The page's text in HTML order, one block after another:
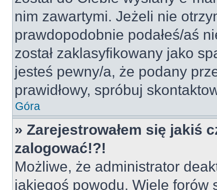
nim zawartymi. Jeżeli nie
prawdopodobnie podałeś/aś
został zaklasyfikowany jako
jesteś pewny/a, że podany
prawidłowy, spróbuj
Góra
» Zarejestrowałem się jakiś
zalogować!?!
Możliwe, że administrator
jakiegoś powodu. Wiele forów